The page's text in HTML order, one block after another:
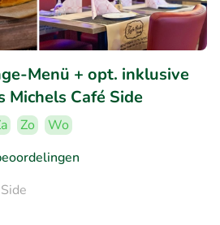
Menü + opt. inklusive
Michels Café Side
Zo
Wo